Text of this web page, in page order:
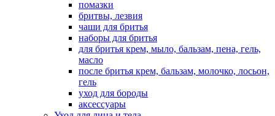
помазки
бритвы, лезвия
чаши для бритья
наборы для бритья
для бритья крем, мыло, бальзам, пена, гель,
масло
после бритья крем, бальзам, молочко, лосьон,
гель
уход для бороды
аксессуары